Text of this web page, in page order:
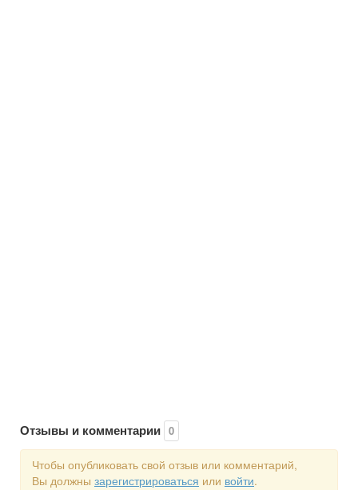
Отзывы и комментарии 0
Чтобы опубликовать свой отзыв или комментарий,
Вы должны зарегистрироваться или войти.